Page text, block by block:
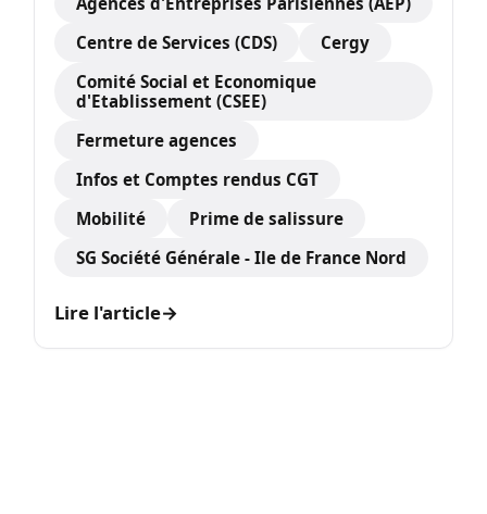
Centre de Services (CDS)
Cergy
Comité Social et Economique
d'Etablissement (CSEE)
Fermeture agences
Infos et Comptes rendus CGT
Mobilité
Prime de salissure
SG Société Générale - Ile de France Nord
Lire l'article→